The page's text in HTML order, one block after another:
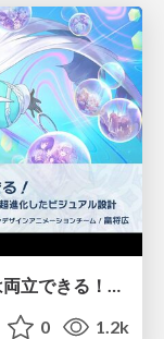
【CEDEC2026】派手さと見やすさは両立できる！『Shadowverse: Worlds Beyond』エフェクト・3D背景の超進化したビジュアル設計
0 1.2k